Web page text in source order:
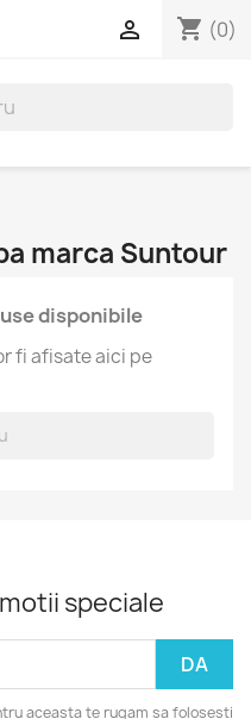
shopping_cart (0)

marca Suntour
disponibile
fi afisate aici pe
speciale
aceasta te rugam sa folosesti